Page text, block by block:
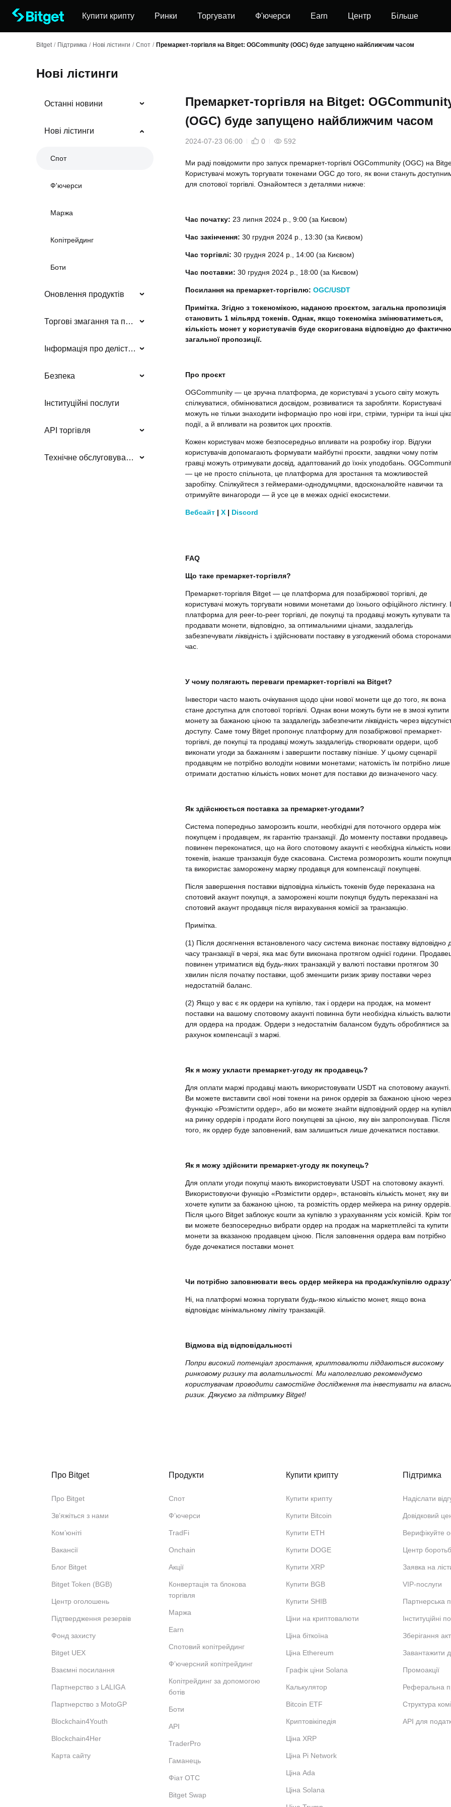
Купити крипту Ринки Торгувати Ф'ючерси Earn Центр Більше
Bitget / Підтримка / Нові лістинги / Спот / Премаркет-торгівля на Bitget: OGCommunity (OGC) буде запущено найближчим часом
Нові лістинги
Останні новини
Нові лістинги
Спот
Ф'ючерси
Маржа
Копітрейдинг
Боти
Оновлення продуктів
Торгові змагання та події
Інформація про делістинг
Безпека
Інституційні послуги
API торгівля
Технічне обслуговування/оновлення системи
Премаркет-торгівля на Bitget:
(OGC) буде запущено найближчим часом
2024-07-23 06:00 0 592
Ми раді повідомити про запуск премаркет-торгівлі OGCommunity (OGC) на
Користувачі можуть торгувати токенами OGC до того, як вони стануть
для спотової торгівлі. Ознайомтеся з деталями нижче:
Час початку: 23 липня 2024 р., 9:00 (за Києвом)
Час закінчення: 30 грудня 2024 р., 13:30 (за Києвом)
Час торгівлі: 30 грудня 2024 р., 14:00 (за Києвом)
Час поставки: 30 грудня 2024 р., 18:00 (за Києвом)
Посилання на премаркет-торгівлю: OGC/USDT
Примітка. Згідно з токеномікою, наданою проєктом, загальна пропозиція
становить 1 мільярд токенів. Однак, якщо токеноміка змінюватиметься,
кількість монет у користувачів буде скоригована відповідно до
загальної пропозиції.
Про проєкт
OGCommunity — це зручна платформа, де користувачі з усього світу можуть
спілкуватися, обмінюватися досвідом, розвиватися та заробляти. Користувачі
можуть не тільки знаходити інформацію про нові ігри, стріми, турніри та інші
події, а й впливати на розвиток цих проєктів.
Кожен користувач може безпосередньо впливати на розробку ігор. Відгуки
користувачів допомагають формувати майбутні проєкти, завдяки чому потім
гравці можуть отримувати досвід, адаптований до їхніх уподобань.
— це не просто спільнота, це платформа для зростання та можливостей
заробітку. Спілкуйтеся з геймерами-однодумцями, вдосконалюйте навички та
отримуйте винагороди — й усе це в межах однієї екосистеми.
Вебсайт | X | Discord
FAQ
Що таке премаркет-торгівля?
Премаркет-торгівля Bitget — це платформа для позабіржової торгівлі, де
користувачі можуть торгувати новими монетами до їхнього офіційного лістингу.
платформа для peer-to-peer торгівлі, де покупці та продавці можуть купувати та
продавати монети, відповідно, за оптимальними цінами, заздалегідь
забезпечувати ліквідність і здійснювати поставку в узгоджений обома сторонами
час.
У чому полягають переваги премаркет-торгівлі на Bitget?
Інвестори часто мають очікування щодо ціни нової монети ще до того, як вона
стане доступна для спотової торгівлі. Однак вони можуть бути не в змозі купити
монету за бажаною ціною та заздалегідь забезпечити ліквідність через
доступу. Саме тому Bitget пропонує платформу для позабіржової премаркет-
торгівлі, де покупці та продавці можуть заздалегідь створювати ордери, щоб
виконати угоди за бажанням і завершити поставку пізніше. У цьому сценарії
продавцям не потрібно володіти новими монетами; натомість їм потрібно лише
отримати достатню кількість нових монет для поставки до визначеного часу.
Як здійснюється поставка за премаркет-угодами?
Система попередньо заморозить кошти, необхідні для поточного ордера між
покупцем і продавцем, як гарантію транзакції. До моменту поставки продавець
повинен переконатися, що на його спотовому акаунті є необхідна кількість
токенів, інакше транзакція буде скасована. Система розморозить кошти покупця
та використає заморожену маржу продавця для компенсації покупцеві.
Після завершення поставки відповідна кількість токенів буде переказана на
спотовий акаунт покупця, а заморожені кошти покупця будуть переказані на
спотовий акаунт продавця після вирахування комісії за транзакцію.
Примітка.
(1) Після досягнення встановленого часу система виконає поставку відповідно
часу транзакції в черзі, яка має бути виконана протягом однієї години.
повинен утриматися від будь-яких транзакцій у валюті поставки протягом 30
хвилин після початку поставки, щоб зменшити ризик зриву поставки через
недостатній баланс.
(2) Якщо у вас є як ордери на купівлю, так і ордери на продаж, на момент
поставки на вашому спотовому акаунті повинна бути необхідна кількість валюти
для ордера на продаж. Ордери з недостатнім балансом будуть оброблятися за
рахунок компенсації з маржі.
Як я можу укласти премаркет-угоду як продавець?
Для оплати маржі продавці мають використовувати USDT на спотовому акаунті.
Ви можете виставити свої нові токени на ринок ордерів за бажаною ціною через
функцію «Розмістити ордер», або ви можете знайти відповідний ордер на
на ринку ордерів і продати його покупцеві за ціною, яку він запропонував. Після
того, як ордер буде заповнений, вам залишиться лише дочекатися поставки.
Як я можу здійснити премаркет-угоду як покупець?
Для оплати угоди покупці мають використовувати USDT на спотовому акаунті.
Використовуючи функцію «Розмістити ордер», встановіть кількість монет, яку ви
хочете купити за бажаною ціною, та розмістіть ордер мейкера на ринку ордерів.
Після цього Bitget заблокує кошти за купівлю з урахуванням усіх комісій. Крім
ви можете безпосередньо вибрати ордер на продаж на маркетплейсі та купити
монети за вказаною продавцем ціною. Після заповнення ордера вам потрібно
буде дочекатися поставки монет.
Чи потрібно заповнювати весь ордер мейкера на продаж/купівлю
Ні, на платформі можна торгувати будь-якою кількістю монет, якщо вона
відповідає мінімальному ліміту транзакцій.
Відмова від відповідальності
Попри високий потенціал зростання, криптовалюти піддаються високому
ринковому ризику та волатильності. Ми наполегливо рекомендуємо
користувачам проводити самостійне дослідження та інвестувати на
ризик. Дякуємо за підтримку Bitget!
Про Bitget
Про Bitget
Звʼяжіться з нами
Ком’юніті
Вакансії
Блог Bitget
Bitget Token (BGB)
Центр оголошень
Підтвердження резервів
Фонд захисту
Bitget UEX
Взаємні посилання
Партнерство з LALIGA
Партнерство з MotoGP
Blockchain4Youth
Blockchain4Her
Карта сайту
Продукти
Спот
Ф’ючерси
TradFi
Onchain
Акції
Конвертація та блокова
торгівля
Маржа
Earn
Спотовий копітрейдинг
Фʼючерсний копітрейдинг
Копітрейдинг за допомогою
ботів
Боти
API
TraderPro
Гаманець
Фіат OTC
Bitget Swap
Купити крипту
Купити крипту
Купити Bitcoin
Купити ETH
Купити DOGE
Купити XRP
Купити BGB
Купити SHIB
Ціни на криптовалюти
Ціна біткоїна
Ціна Ethereum
Графік ціни Solana
Калькулятор
Bitcoin ETF
Криптовікіпедія
Ціна XRP
Ціна Pi Network
Ціна Ada
Ціна Solana
Підтримка
Надіслати
Довідковий
Верифікуйте
Центр
Заявка на
VIP-послуги
Партнерська
Інституційні
Зберігання
Завантажити
Промоакції
Реферальна
Структура
API для